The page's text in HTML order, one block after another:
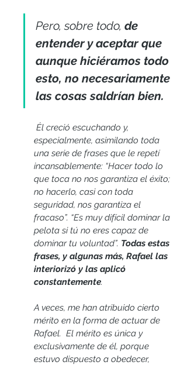
Pero, sobre todo, de
entender y aceptar que
aunque hiciéramos todo
esto, no necesariamente
las cosas saldrían bien.
especialmente, asimilando toda
una serie de frases que le repetí
incansablemente: “Hacer todo lo
que toca no nos garantiza el éxito;
no hacerlo, casi con toda
seguridad, nos garantiza el
fracaso”. “Es muy difícil dominar la
pelota si tú no eres capaz de
dominar tu voluntad”. Todas estas
frases, y algunas más, Rafael las
interiorizó y las aplicó
constantemente.
A veces, me han atribuido cierto
mérito en la forma de actuar de
Rafael.  El mérito es única y
exclusivamente de él, porque
estuvo dispuesto a obedecer,